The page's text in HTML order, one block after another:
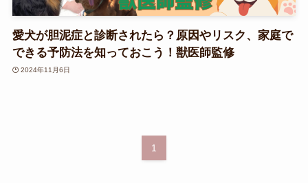
愛犬が胆泥症と診断されたら？原因やリスク、家庭で
できる予防法を知っておこう！獣医師監修
2024年11月6日
1